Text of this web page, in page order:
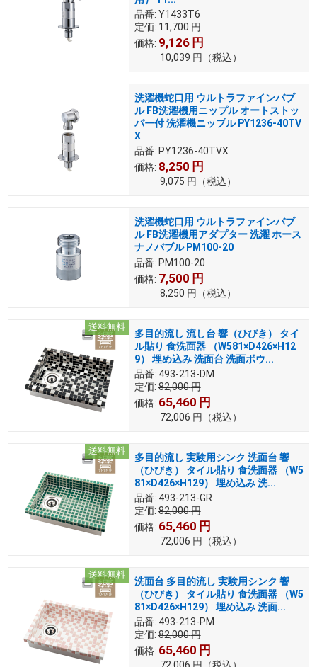
品番: Y1433T6
定価: 11,700円
価格: 9,126 円
10,039 円 （税込）
洗濯機蛇口用 ウルトラファインバブ
ル FB洗濯機用ニップル オートストッ
パー付 洗濯機ニップル PY1236-40TV
X
品番: PY1236-40TVX
価格: 8,250 円
9,075 円 （税込）
洗濯機蛇口用 ウルトラファインバブ
ル FB洗濯機用アダプター 洗濯 ホース
ナノバブル PM100-20
品番: PM100-20
価格: 7,500 円
8,250 円 （税込）
送料無料
多目的流し 流し台 響（ひびき） タイ
ル貼り 食洗面器 （W581×D426×H12
9） 埋め込み 洗面台 洗面ボウ...
品番: 493-213-DM
定価: 82,000円
価格: 65,460 円
72,006 円 （税込）
送料無料
多目的流し 実験用シンク 洗面台 響
（ひびき） タイル貼り 食洗面器 （W5
81×D426×H129） 埋め込み 洗...
品番: 493-213-GR
定価: 82,000円
価格: 65,460 円
72,006 円 （税込）
送料無料
洗面台 多目的流し 実験用シンク 響
（ひびき） タイル貼り 食洗面器 （W5
81×D426×H129） 埋め込み 洗面...
品番: 493-213-PM
定価: 82,000円
価格: 65,460 円